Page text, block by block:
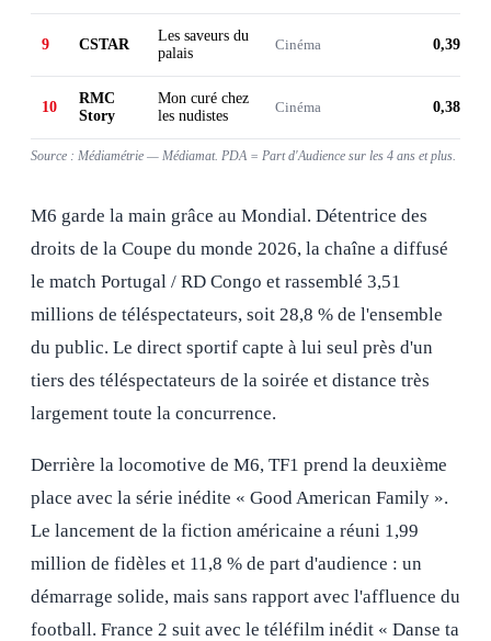
9 CSTAR
Les saveurs du
palais
Cinéma 0,39 M
10
RMC
Story
Mon curé chez
les nudistes
Cinéma 0,38 M
Source : Médiamétrie — Médiamat. PDA = Part d'Audience sur les 4 ans et plus.
M6 garde la main grâce au Mondial. Détentrice des
droits de la Coupe du monde 2026, la chaîne a diffusé
le match Portugal / RD Congo et rassemblé 3,51
millions de téléspectateurs, soit 28,8 % de l'ensemble
du public. Le direct sportif capte à lui seul près d'un
tiers des téléspectateurs de la soirée et distance très
largement toute la concurrence.
Derrière la locomotive de M6, TF1 prend la deuxième
place avec la série inédite « Good American Family ».
Le lancement de la fiction américaine a réuni 1,99
million de fidèles et 11,8 % de part d'audience : un
démarrage solide, mais sans rapport avec l'affluence du
football. France 2 suit avec le téléfilm inédit « Danse ta